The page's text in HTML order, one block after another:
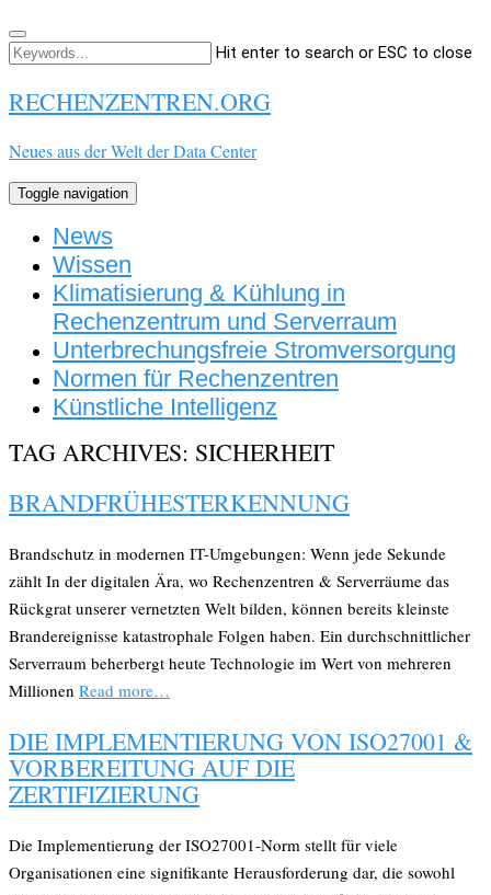
Hit enter to search or ESC to close
RECHENZENTREN.ORG
Neues aus der Welt der Data Center
Toggle navigation
News
Wissen
Klimatisierung & Kühlung in
Rechenzentrum und Serverraum
Unterbrechungsfreie Stromversorgung
Normen für Rechenzentren
Künstliche Intelligenz
TAG ARCHIVES: SICHERHEIT
BRANDFRÜHESTERKENNUNG
Brandschutz in modernen IT-Umgebungen: Wenn jede Sekunde
zählt In der digitalen Ära, wo Rechenzentren & Serverräume das
Rückgrat unserer vernetzten Welt bilden, können bereits kleinste
Brandereignisse katastrophale Folgen haben. Ein durchschnittlicher
Serverraum beherbergt heute Technologie im Wert von mehreren
Millionen Read more…
DIE IMPLEMENTIERUNG VON ISO27001 &
VORBEREITUNG AUF DIE
ZERTIFIZIERUNG
Die Implementierung der ISO27001-Norm stellt für viele
Organisationen eine signifikante Herausforderung dar, die sowohl